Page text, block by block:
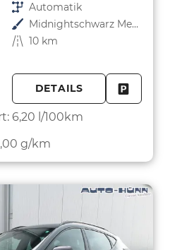
Getriebe Automatik
Außenfarbe
Midnightschwarz Metallic
Kilometerstand 10 km
DETAILS
6,20 l/100km
g/km